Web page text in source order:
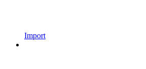
Import